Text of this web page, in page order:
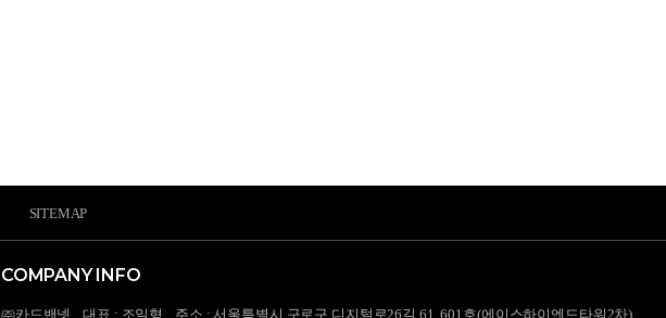
SITEMAP
COMPANY INFO
㈜카드밴넷 대표 : 조일형 주소 : 서울특별시 구로구 디지털로26길 61, 601호(에이스하이엔드타워2차)